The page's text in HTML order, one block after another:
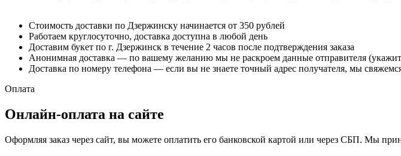
Стоимость доставки по Дзержинску начинается от 350 рублей
Работаем круглосуточно, доставка доступна в любой день
Доставим букет по г. Дзержинск в течение 2 часов после подтверждения заказа
Анонимная доставка — по вашему желанию мы не раскроем данные отправителя
Доставка по номеру телефона — если вы не знаете точный адрес получателя, мы
Оплата
Онлайн-оплата на сайте
Оформляя заказ через сайт, вы можете оплатить его банковской картой или через СБП. Мы